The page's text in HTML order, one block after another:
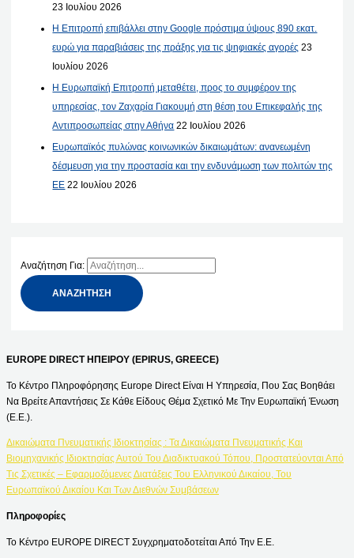
23 Ιουλίου 2026
Η Επιτροπή επιβάλλει στην Google πρόστιμα ύψους 890 εκατ.
ευρώ για παραβιάσεις της πράξης για τις ψηφιακές αγορές 23
Ιουλίου 2026
Η Ευρωπαϊκή Επιτροπή μεταθέτει, προς το συμφέρον της
υπηρεσίας, τον Ζαχαρία Γιακουμή στη θέση του Επικεφαλής της
Αντιπροσωπείας στην Αθήνα 22 Ιουλίου 2026
Ευρωπαϊκός πυλώνας κοινωνικών δικαιωμάτων: ανανεωμένη
δέσμευση για την προστασία και την ενδυνάμωση των πολιτών της
ΕΕ 22 Ιουλίου 2026
Αναζήτηση Για:
EUROPE DIRECT ΗΠΕΙΡΟΥ (EPIRUS, GREECE)
Το Κέντρο Πληροφόρησης Europe Direct Είναι Η Υπηρεσία, Που Σας Βοηθάει
Να Βρείτε Απαντήσεις Σε Κάθε Είδους Θέμα Σχετικό Με Την Ευρωπαϊκή Ένωση
(Ε.Ε.).
Δικαιώματα Πνευματικής Ιδιοκτησίας : Τα Δικαιώματα Πνευματικής Και
Βιομηχανικής Ιδιοκτησίας Αυτού Του Διαδικτυακού Τόπου, Προστατεύονται Από
Τις Σχετικές – Εφαρμοζόμενες Διατάξεις Του Ελληνικού Δικαίου, Του
Ευρωπαϊκού Δικαίου Και Των Διεθνών Συμβάσεων
Πληροφορίες
Το Κέντρο EUROPE DIRECT Συγχρηματοδοτείται Από Την Ε.Ε.